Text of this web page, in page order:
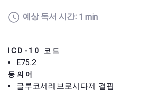
예상 독서 시간: 1 min
ICD-10 코드
E75.2
동의어
글루코세레브로시다제 결핍